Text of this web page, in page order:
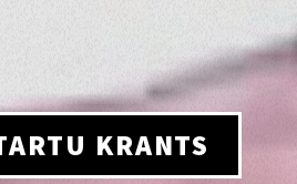
KRANTS